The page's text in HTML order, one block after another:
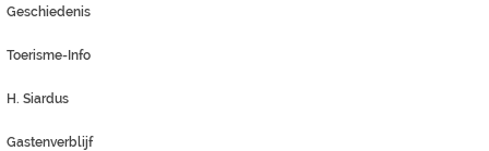
Geschiedenis
Toerisme-Info
H. Siardus
Gastenverblijf